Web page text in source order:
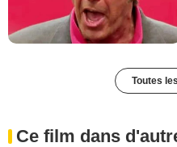
Toutes
Ce film dans